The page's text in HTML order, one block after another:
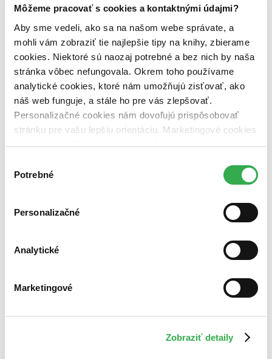
Môžeme pracovať s cookies a kontaktnými údajmi?
Aby sme vedeli, ako sa na našom webe správate, a
mohli vám zobraziť tie najlepšie tipy na knihy, zbierame
cookies. Niektoré sú naozaj potrebné a bez nich by naša
stránka vôbec nefungovala. Okrem toho používame
analytické cookies, ktoré nám umožňujú zisťovať, ako
náš web funguje, a stále ho pre vás zlepšovať.
Personalizačné cookies nám dovoľujú prispôsobovať
stránku pre vašu lepšiu orientáciu. Marketingové cookies
nám zas umožňujú zobrazenie relevantnej reklamy.
nám pomohlo, keby sme mohli používať všetky tieto
súhlasu
Potrebné
Personalizačné
Analytické
Marketingové
Zobraziť detaily
na centrálnom sklade (0 titulov)na centrálnom sklade
pripravujeme (0 titulov)pripravujeme
dostupná (bez vypredaných) (0 titulov)dostupná (bez
vypredaných)
Nové / čítané
nová (0 titulov)nová
čítaná (0 titulov)čítaná
čítaná - výborný stav (0 titulov)čítaná - výborný stav
čítaná - mierne opotrebovaná (0 titulov) čítaná - mierne
opotrebovaná
čítané verzie vypredaných kníh (0 titulov)čítané verzie
Zúžiť výber
Zoradiť
Novinky
Najvyššia zľava